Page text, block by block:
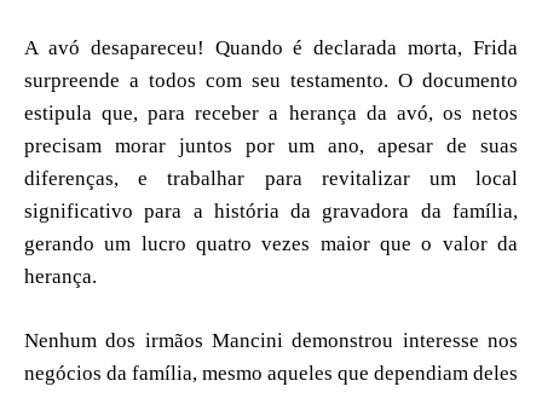
A avó desapareceu! Quando é declarada morta, Frida
surpreende a todos com seu testamento. O documento
estipula que, para receber a herança da avó, os netos
precisam morar juntos por um ano, apesar de suas
diferenças, e trabalhar para revitalizar um local
significativo para a história da gravadora da família,
gerando um lucro quatro vezes maior que o valor da
herança.
Nenhum dos irmãos Mancini demonstrou interesse nos
negócios da família, mesmo aqueles que dependiam deles